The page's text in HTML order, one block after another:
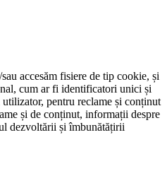
accesăm fisiere de tip cookie, și
cum ar fi identificatori unici și
pentru reclame și conținut
și de conținut, informații despre
dezvoltării și îmbunătățirii